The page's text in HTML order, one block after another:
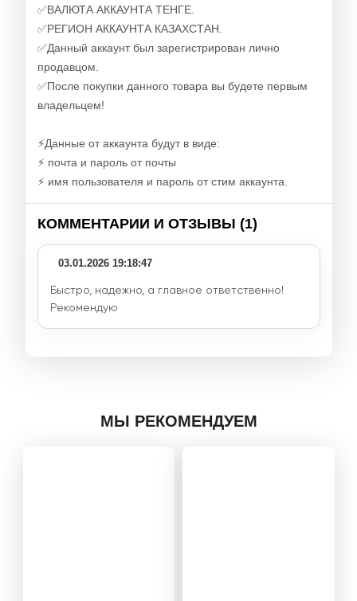
✅ВАЛЮТА АККАУНТА ТЕНГЕ.
✅РЕГИОН АККАУНТА КАЗАХСТАН.
✅Данный аккаунт был зарегистрирован лично
продавцом.
✅После покупки данного товара вы будете первым
владельцем!
⚡️Данные от аккаунта будут в виде:
⚡️ почта и пароль от почты
⚡️ имя пользователя и пароль от стим аккаунта.
КОММЕНТАРИИ И ОТЗЫВЫ (1)
03.01.2026 19:18:47
Быстро, надежно, а главное ответственно!
Рекомендую
МЫ РЕКОМЕНДУЕМ